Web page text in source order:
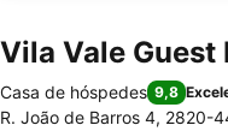
Vila Vale Guest
Casa de hóspedes 9,8
R. João de Barros 4, 2820-